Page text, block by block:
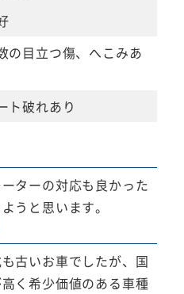
の目立つ傷、へこみあ
ト破れあり
ターの対応も良かった
うと思います。
古いお車でしたが、国
く希少価値のある車種